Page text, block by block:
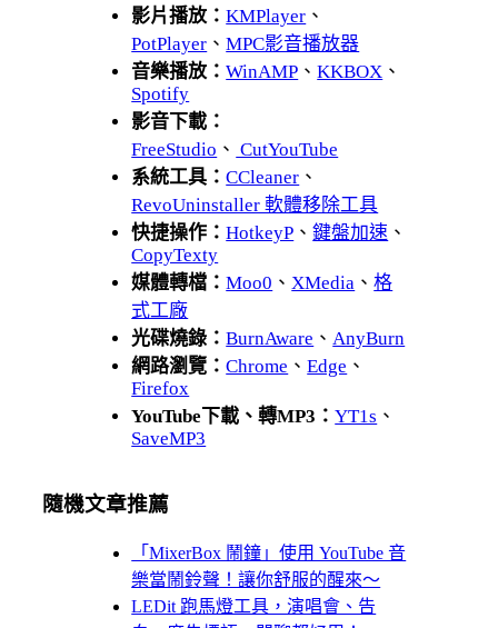
影片播放：KMPlayer 、
PotPlayer 、MPC影音播放器
音樂播放：WinAMP 、KKBOX 、
Spotify
影音下載：
FreeStudio 、 CutYouTube
系統工具：CCleaner 、
RevoUninstaller 軟體移除工具
快捷操作：HotkeyP 、鍵盤加速 、
CopyTexty
媒體轉檔：Moo0 、 XMedia 、格
式工廠
光碟燒錄：BurnAware 、 AnyBurn
網路瀏覽：Chrome 、Edge 、
Firefox
YouTube下載、轉MP3：YT1s 、
SaveMP3
隨機文章推薦
「MixerBox 鬧鐘」使用 YouTube 音
樂當鬧鈴聲！讓你舒服的醒來～
LEDit 跑馬燈工具，演唱會、告